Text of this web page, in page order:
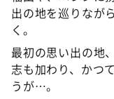
出の地を巡りなが
く。
最初の思い出の地
志も加わり、かつ
うが…。